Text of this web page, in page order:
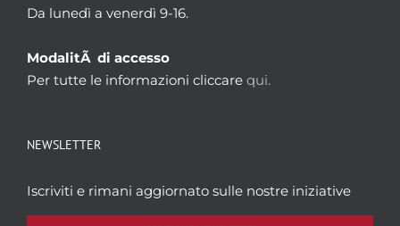
Da lunedì a venerdì 9-16.
ModalitÃ di accesso
Per tutte le informazioni cliccare qui.
NEWSLETTER
Iscriviti e rimani aggiornato sulle nostre iniziative